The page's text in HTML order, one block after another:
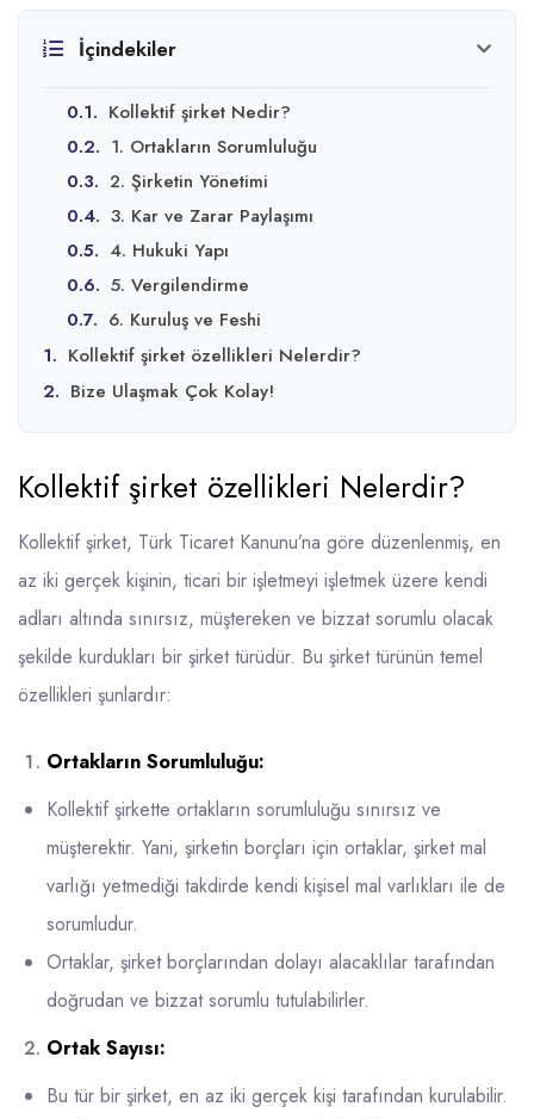
İçindekiler
0.1. Kollektif şirket Nedir?
0.2. 1. Ortakların Sorumluluğu
0.3. 2. Şirketin Yönetimi
0.4. 3. Kar ve Zarar Paylaşımı
0.5. 4. Hukuki Yapı
0.6. 5. Vergilendirme
0.7. 6. Kuruluş ve Feshi
1. Kollektif şirket özellikleri Nelerdir?
2. Bize Ulaşmak Çok Kolay!
Kollektif şirket özellikleri Nelerdir?
Kollektif şirket, Türk Ticaret Kanunu’na göre düzenlenmiş, en
az iki gerçek kişinin, ticari bir işletmeyi işletmek üzere kendi
adları altında sınırsız, müştereken ve bizzat sorumlu olacak
şekilde kurdukları bir şirket türüdür. Bu şirket türünün temel
özellikleri şunlardır:
Ortakların Sorumluluğu:
Kollektif şirkette ortakların sorumluluğu sınırsız ve
müşterektir. Yani, şirketin borçları için ortaklar, şirket mal
varlığı yetmediği takdirde kendi kişisel mal varlıkları ile de
sorumludur.
Ortaklar, şirket borçlarından dolayı alacaklılar tarafından
doğrudan ve bizzat sorumlu tutulabilirler.
Ortak Sayısı:
Bu tür bir şirket, en az iki gerçek kişi tarafından kurulabilir.